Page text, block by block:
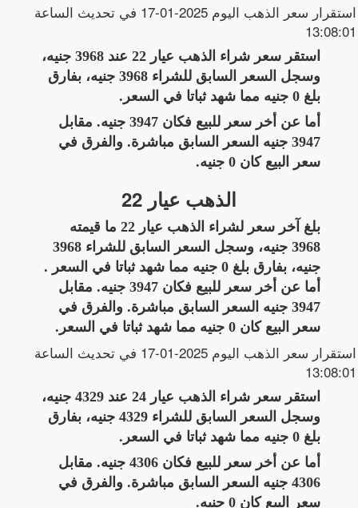
استقرار سعر الذهب اليوم 2025-01-17 في تحديث الساعة
13:08:01
استقر سعر شراء الذهب عيار 22 عند 3968 جنيه،
وسجل السعر السابق للشراء 3968 جنيه، بفارق
بلغ 0 جنيه مما شهد ثباتا في السعر.
أما عن أخر سعر للبيع فكان 3947 جنيه. مقابل
3947 جنيه السعر السابق مباشرة. والفرق في
سعر البيع كان 0 جنيه.
الذهب عيار 22
بلغ آخر سعر لشراء الذهب عيار 22 ما قيمته
3968 جنيه، وسجل السعر السابق للشراء 3968
جنيه، بفارق بلغ 0 جنيه مما شهد ثباتا في السعر .
أما عن أخر سعر للبيع فكان 3947 جنيه. مقابل
3947 جنيه السعر السابق مباشرة. والفرق في
سعر البيع كان 0 جنيه مما شهد ثباتا في السعر.
استقرار سعر الذهب اليوم 2025-01-17 في تحديث الساعة
13:08:01
استقر سعر شراء الذهب عيار 24 عند 4329 جنيه،
وسجل السعر السابق للشراء 4329 جنيه، بفارق
بلغ 0 جنيه مما شهد ثباتا في السعر.
أما عن أخر سعر للبيع فكان 4306 جنيه. مقابل
4306 جنيه السعر السابق مباشرة. والفرق في
سعر البيع كان 0 جنيه.